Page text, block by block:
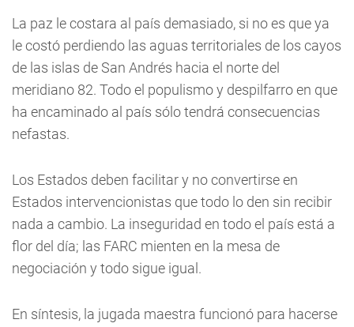
La paz le costara al país demasiado, si no es que ya
le costó perdiendo las aguas territoriales de los cayos
de las islas de San Andrés hacia el norte del
meridiano 82. Todo el populismo y despilfarro en que
ha encaminado al país sólo tendrá consecuencias
nefastas.
Los Estados deben facilitar y no convertirse en
Estados intervencionistas que todo lo den sin recibir
nada a cambio. La inseguridad en todo el país está a
flor del día; las FARC mienten en la mesa de
negociación y todo sigue igual.
En síntesis, la jugada maestra funcionó para hacerse